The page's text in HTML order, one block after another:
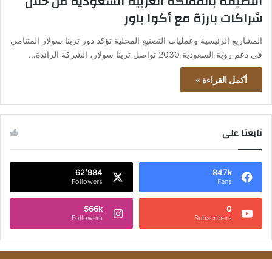
شراكات بارزة مع أكوا باور
المشاريع الرئيسية وعمليات التصنيع المحلية تؤكد دور ترينا سولار المتنامي
في دعم رؤية السعودية 2030 تواصل ترينا سولار، الشركة الرائدة…
أكمل القراءة »
تابعنا على
847k
Fans
62٬984
Followers
0
Subscribers
566k
Followers